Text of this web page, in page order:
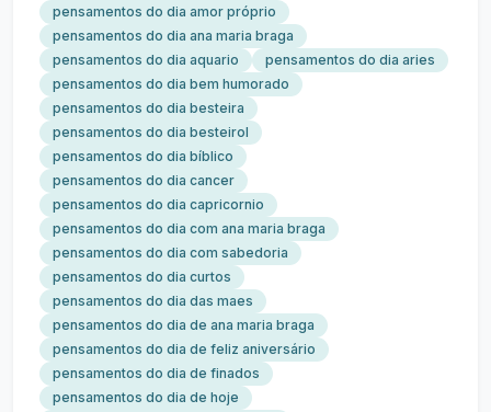
pensamentos do dia amor próprio
pensamentos do dia ana maria braga
pensamentos do dia aquario
pensamentos do dia aries
pensamentos do dia bem humorado
pensamentos do dia besteira
pensamentos do dia besteirol
pensamentos do dia bíblico
pensamentos do dia cancer
pensamentos do dia capricornio
pensamentos do dia com ana maria braga
pensamentos do dia com sabedoria
pensamentos do dia curtos
pensamentos do dia das maes
pensamentos do dia de ana maria braga
pensamentos do dia de feliz aniversário
pensamentos do dia de finados
pensamentos do dia de hoje